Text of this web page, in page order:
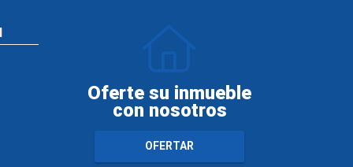
Oferte su inmueble
con nosotros
OFERTAR